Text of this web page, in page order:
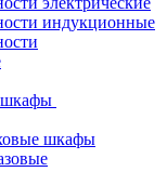
индукционные
шкафы
шкафы